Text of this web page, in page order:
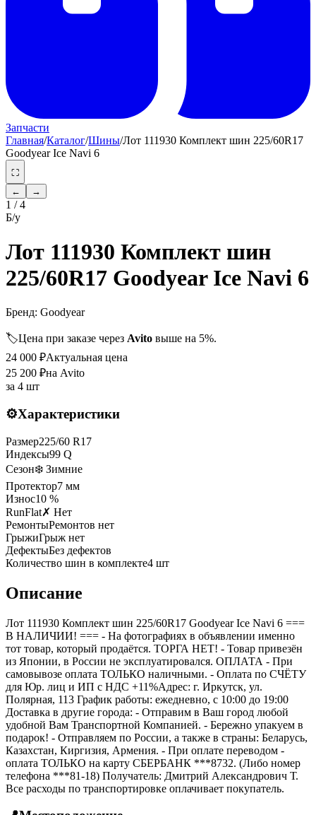
Запчасти
Главная/Каталог/Шины/Лот 111930 Комплект шин 225/60R17
Goodyear Ice Navi 6
⛶
←
→
1 /4
Б/у
Лот 111930 Комплект шин
225/60R17 Goodyear Ice Navi 6
Бренд: Goodyear
🏷️Цена при заказе через Avito выше на 5%.
24 000 ₽Актуальная цена
25 200 ₽на Avito
за 4 шт
⚙️Характеристики
Размер225/60 R17
Индексы99 Q
Сезон❄️ Зимние
Протектор7 мм
Износ10 %
RunFlat✗ Нет
РемонтыРемонтов нет
ГрыжиГрыж нет
ДефектыБез дефектов
Количество шин в комплекте4 шт
Описание
Лот 111930 Комплект шин 225/60R17 Goodyear Ice Navi 6 ===
B НАЛИЧИИ! === - На фотографиях в объявлении именно
тот товар, который продаётся. ТОРГА НЕТ! - Товар привезён
из Японии, в России не эксплуатировался. ОПЛАТА - При
самовывозе оплата ТОЛЬКО наличными. - Оплата по СЧЁТУ
для Юр. лиц и ИП с НДС +11%Адрес: г. Иркутск, ул.
Полярная, 113 График работы: ежедневно, с 10:00 до 19:00
Доставка в другие города: - Отправим в Ваш город любой
удобной Вам Транспортной Компанией. - Бережно упакуем в
подарок! - Отправляем по России, а также в страны: Беларусь,
Казахстан, Киргизия, Армения. - При оплате переводом -
оплата ТОЛЬКО на карту СБЕРБАНК ***8732. (Либо номер
телефона ***81-18) Получатель: Дмитрий Александрович Т.
Все расходы по транспортировке оплачивает покупатель.